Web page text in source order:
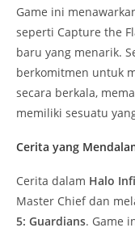
Game ini
seperti Capture the
baru yang menarik.
berkomitmen untuk
secara berkala,
memiliki sesuatu
Cerita yang
Cerita dalam Halo
Master Chief dan
5: Guardians. Game